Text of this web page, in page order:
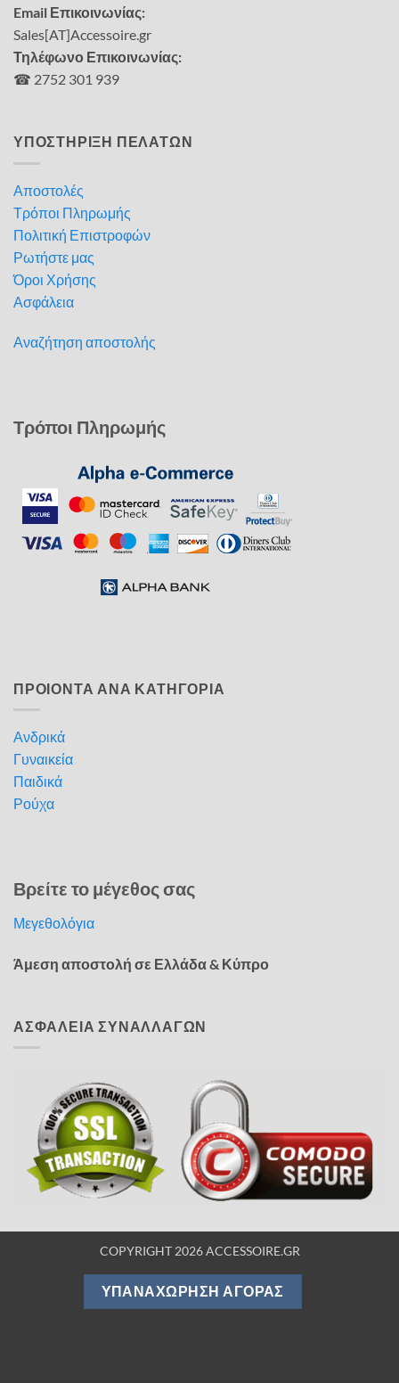
Email Επικοινωνίας:
Sales[AT]Accessoire.gr
Τηλέφωνο Επικοινωνίας:
☎ 2752 301 939
ΥΠΟΣΤΗΡΙΞΗ ΠΕΛΑΤΩΝ
Αποστολές
Τρόποι Πληρωμής
Πολιτική Επιστροφών
Ρωτήστε μας
Όροι Χρήσης
Ασφάλεια
Αναζήτηση αποστολής
Τρόποι Πληρωμής
ΠΡΟΙΟΝΤΑ ΑΝΑ ΚΑΤΗΓΟΡΙΑ
Ανδρικά
Γυναικεία
Παιδικά
Ρούχα
Βρείτε το μέγεθος σας
Μεγεθολόγια
Άμεση αποστολή σε Ελλάδα & Κύπρο
ΑΣΦΑΛΕΙΑ ΣΥΝΑΛΛΑΓΩΝ
COPYRIGHT 2026 ACCESSOIRE.GR
ΥΠΑΝΑΧΏΡΗΣΗ ΑΓΟΡΆΣ